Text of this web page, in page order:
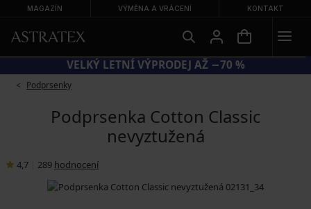
MAGAZÍN VÝMĚNA A VRÁCENÍ KONTAKT
KÓD BRA20 = PODPRSENKY −20 %
Podprsenky
Podprsenka Cotton Classic
nevyztužená
4,7 289 hodnocení